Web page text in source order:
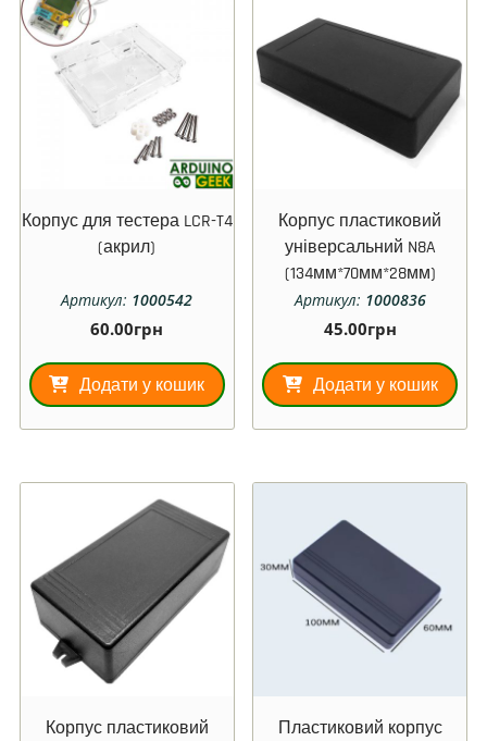
Корпус для тестера LCR-T4
(акрил)
Артикул: 1000542
60.00грн
Додати у кошик
Корпус пластиковий
універсальний N8A
(134мм*70мм*28мм)
Артикул: 1000836
45.00грн
Додати у кошик
Корпус пластиковий
Пластиковий корпус